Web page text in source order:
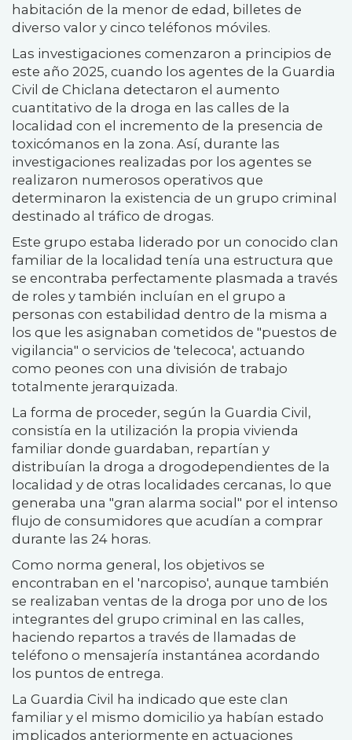
habitación de la menor de edad, billetes de
diverso valor y cinco teléfonos móviles.
Las investigaciones comenzaron a principios de
este año 2025, cuando los agentes de la Guardia
Civil de Chiclana detectaron el aumento
cuantitativo de la droga en las calles de la
localidad con el incremento de la presencia de
toxicómanos en la zona. Así, durante las
investigaciones realizadas por los agentes se
realizaron numerosos operativos que
determinaron la existencia de un grupo criminal
destinado al tráfico de drogas.
Este grupo estaba liderado por un conocido clan
familiar de la localidad tenía una estructura que
se encontraba perfectamente plasmada a través
de roles y también incluían en el grupo a
personas con estabilidad dentro de la misma a
los que les asignaban cometidos de "puestos de
vigilancia" o servicios de 'telecoca', actuando
como peones con una división de trabajo
totalmente jerarquizada.
La forma de proceder, según la Guardia Civil,
consistía en la utilización la propia vivienda
familiar donde guardaban, repartían y
distribuían la droga a drogodependientes de la
localidad y de otras localidades cercanas, lo que
generaba una "gran alarma social" por el intenso
flujo de consumidores que acudían a comprar
durante las 24 horas.
Como norma general, los objetivos se
encontraban en el 'narcopiso', aunque también
se realizaban ventas de la droga por uno de los
integrantes del grupo criminal en las calles,
haciendo repartos a través de llamadas de
teléfono o mensajería instantánea acordando
los puntos de entrega.
La Guardia Civil ha indicado que este clan
familiar y el mismo domicilio ya habían estado
implicados anteriormente en actuaciones